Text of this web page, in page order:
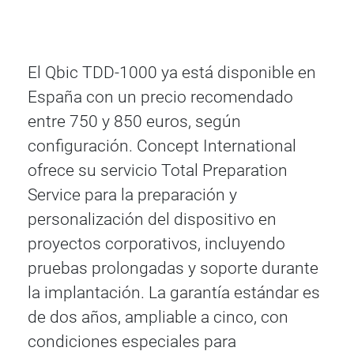
El Qbic TDD-1000 ya está disponible en
España con un precio recomendado
entre 750 y 850 euros, según
configuración. Concept International
ofrece su servicio Total Preparation
Service para la preparación y
personalización del dispositivo en
proyectos corporativos, incluyendo
pruebas prolongadas y soporte durante
la implantación. La garantía estándar es
de dos años, ampliable a cinco, con
condiciones especiales para